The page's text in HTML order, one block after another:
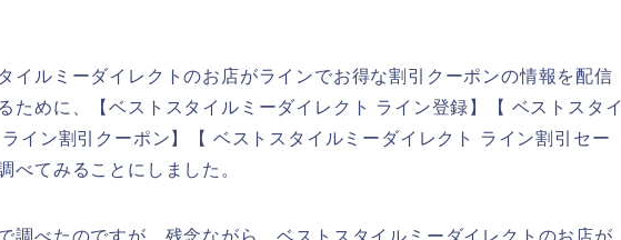
イルミーダイレクトのお店がラインでお得な割引クーポンの情報を配信
ために、【ベストスタイルミーダイレクト ライン登録】【 ベストスタイ
イン割引クーポン】【 ベストスタイルミーダイレクト ライン割引セー
べてみることにしました。